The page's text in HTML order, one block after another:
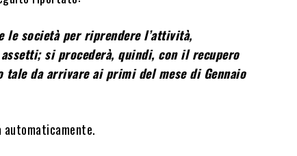
le società per riprendere l’attività,
si procederà, quindi, con il recupero
da arrivare ai primi del mese di Gennaio